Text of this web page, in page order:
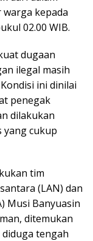
warga kepada
02.00 WIB.
dugaan
ilegal masih
ini dinilai
penegak
dilakukan
yang cukup
tim
(LAN) dan
Musi Banyuasin
ditemukan
tengah